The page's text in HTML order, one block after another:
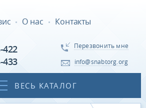
О нас Контакты
422
433
Перезвонить мне
info@snabtorg.org
ВЕСЬ КАТАЛОГ